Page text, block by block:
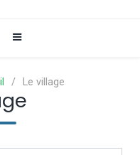
Le village